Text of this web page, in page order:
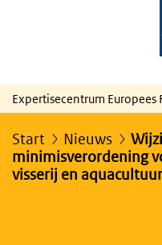
Expertisecentrum Europees
Start Nieuws
minimisverordening
visserij en